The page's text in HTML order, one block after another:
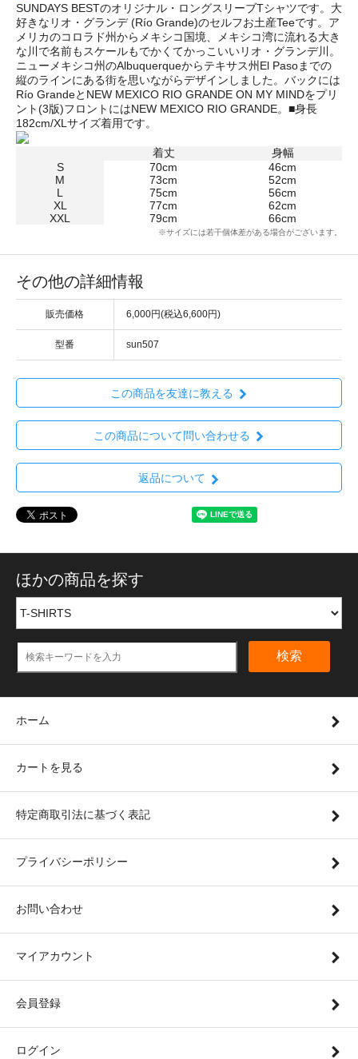
SUNDAYS BESTのオリジナル・ロングスリーブTシャツです。大
好きなリオ・グランデ (Río Grande)のセルフお土産Teeです。ア
メリカのコロラド州からメキシコ国境、メキシコ湾に流れる大き
な川で名前もスケールもでかくてかっこいいリオ・グランデ川。
ニューメキシコ州のAlbuquerqueからテキサス州El Pasoまでの
縦のラインにある街を思いながらデザインしました。バックには
Río GrandeとNEW MEXICO RIO GRANDE ON MY MINDをプリ
ント(3版)フロントにはNEW MEXICO RIO GRANDE。■身長
182cm/XLサイズ着用です。
着丈
身幅
S
70cm
46cm
M
73cm
52cm
L
75cm
56cm
XL
77cm
62cm
XXL
79cm 66cm
※サイズには若干個体差がある場合がございます。
その他の詳細情報
販売価格 6,000円(税込6,600円)
型番 sun507
この商品を友達に教える
この商品について問い合わせる
返品について
ほかの商品を探す
検索
ホーム
カートを見る
特定商取引法に基づく表記
プライバシーポリシー
お問い合わせ
マイアカウント
会員登録
ログイン